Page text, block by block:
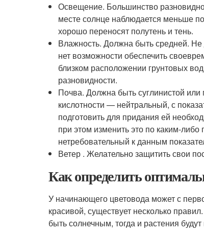
Освещение. Большинство
месте солнце наблюдается меньше
хорошо переносят полутень и тень.
Влажность. Должна быть средней.
нет возможности обеспечить
близком расположении грунтовых
разновидности.
Почва. Должна быть суглинистой
кислотности — нейтральный, с
подготовить для придания ей
при этом изменить это по каким-
нетребовательный к данным
Ветер . Желательно защитить свои
Как определить
У начинающего цветовода может с
красивой, существует несколько
быть солнечным, тогда и растения